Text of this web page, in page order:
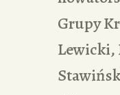
Grupy
Lewicki,